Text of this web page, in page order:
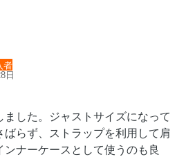
者
日
ました。ジャストサイズになって
らず、ストラップを利用して肩
ナーケースとして使うのも良